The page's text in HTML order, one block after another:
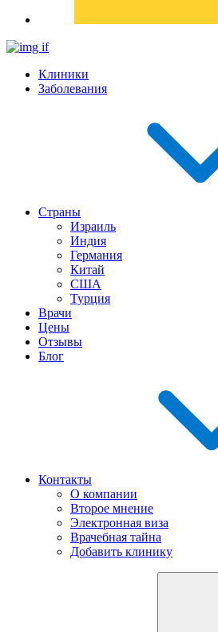
Клиники
Заболевания
Страны
Израиль
Индия
Германия
Китай
США
Турция
Врачи
Цены
Отзывы
Блог
Контакты
О компании
Второе мнение
Электронная виза
Врачебная тайна
Добавить клинику